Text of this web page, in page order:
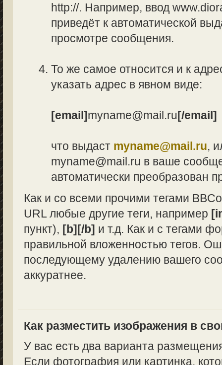
http://. Например, ввод
приведёт к автоматической
просмотре сообщения.
То же самое относится и к
указать адрес в явном виде:
[email]myname@mail.ru[/email]
что выдаст myname@mail.ru,
myname@mail.ru в ваше
автоматически преобразован
Как и со всеми прочими тегами
URL любые другие теги, например
пункт), [b][/b] и т.д. Как и с тегами
правильной вложенностью тегов.
последующему удалению вашего
аккуратнее.
Как разместить изображения в
У вас есть два варианта
Если фотография или картинка,